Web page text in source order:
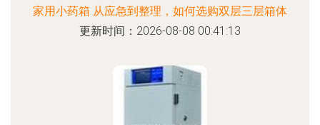
家用小药箱 从应急到整理，如何选购双层三层箱体
更新时间：2026-08-08 00:41:13